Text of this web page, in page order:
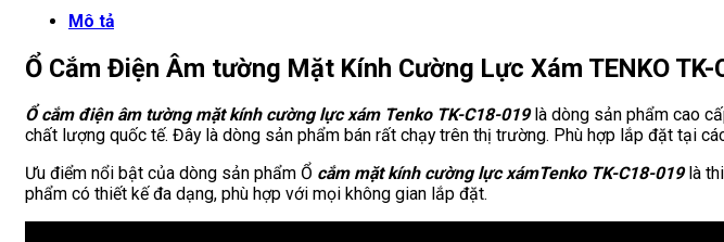
Mô tả
Ổ Cắm Điện Âm tường Mặt Kính Cường Lực Xám TENKO
Ổ cắm điện âm tường mặt kính cường lực xám Tenko TK-C18-019là dòng sản phẩm cao
chất lượng quốc tế. Đây là dòng sản phẩm bán rất chạy trên thị trường. Phù hợp lắp đặt tại
Ưu điểm nổi bật của dòng sản phẩm Ổ cắm mặt kính cường lực xámTenko TK-C18-019là
phẩm có thiết kế đa dạng, phù hợp với mọi không gian lắp đặt.